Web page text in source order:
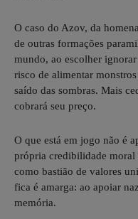
O caso do Azov, da
de outras formações
mundo, ao escolher
risco de alimentar
saído das sombras. Mais
cobrará seu preço.
O que está em jogo não é
própria credibilidade moral
como bastião de valores
fica é amarga: ao apoiar
memória.